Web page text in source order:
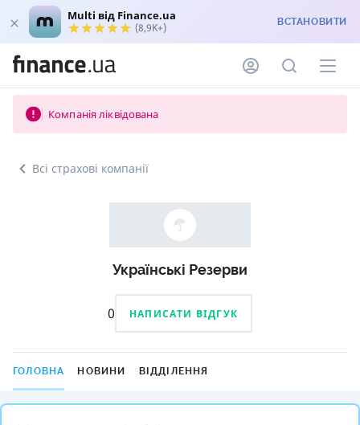
Multi від Finance.ua
(8,9K+) ВСТАНОВИТИ
Компанія ліквідована
Всі страхові компанії
Українські Резерви
0 НАПИСАТИ ВІДГУК
ГОЛОВНА НОВИНИ ВІДДІЛЕННЯ